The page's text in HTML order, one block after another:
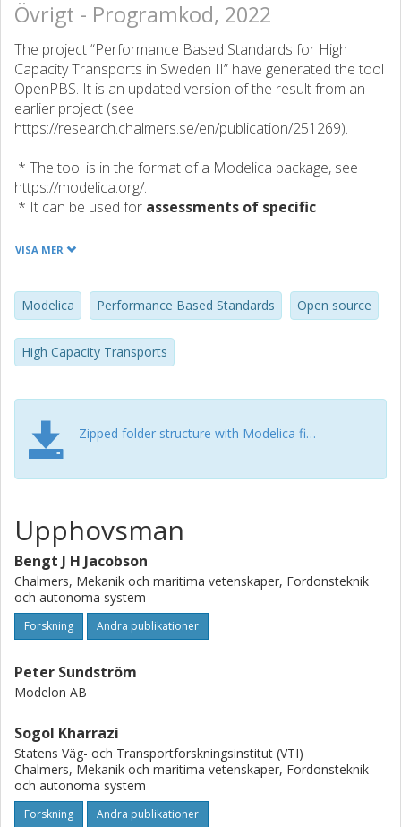
Övrigt - Programkod, 2022
The project “Performance Based Standards for High
Capacity Transports in Sweden II” have generated the tool
OpenPBS. It is an updated version of the result from an
earlier project (see
https://research.chalmers.se/en/publication/251269).
* The tool is in the format of a Modelica package, see
https://modelica.org/.
* It can be used for assessments of specific
For this, one need to give the vehicle parameters stored in
This can typically be arranged as adigital service, such
as
https://www.transportstyrelsen.se/sv/Nyhetsarkiv/2018/ny-
e-tjanst-stod-for-tunga-fordon/.
can give more parameters. All parameters and all vehicle
manouvres and PBS measures are defined as physical as
possible, to facilitate assessments and analyses also of
future novel vehicle designs. This typically requires that one
work with the package in aModelica tool.
VISA MER
Modelica Performance Based Standards Open source
High Capacity Transports
Zipped folder structure with Modelica files, *.mo and *.mos
Upphovsman
Bengt J H Jacobson
Chalmers, Mekanik och maritima vetenskaper, Fordonsteknik
och autonoma system
Forskning Andra publikationer
Peter Sundström
Modelon AB
Sogol Kharrazi
Statens Väg- och Transportforskningsinstitut (VTI)
Chalmers, Mekanik och maritima vetenskaper, Fordonsteknik
och autonoma system
Forskning Andra publikationer